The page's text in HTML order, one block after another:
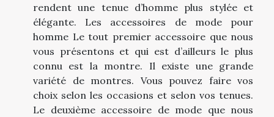
rendent une tenue d’homme plus stylée et
élégante. Les accessoires de mode pour
homme Le tout premier accessoire que nous
vous présentons et qui est d’ailleurs le plus
connu est la montre. Il existe une grande
variété de montres. Vous pouvez faire vos
choix selon les occasions et selon vos tenues.
Le deuxième accessoire de mode que nous